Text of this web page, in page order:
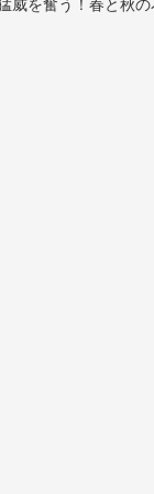
威を奮う！春と秋